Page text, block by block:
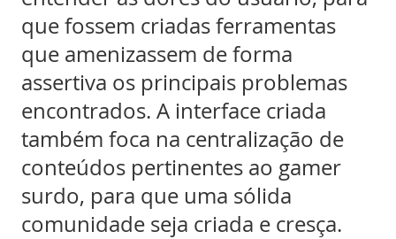
que fossem criadas ferramentas
que amenizassem de forma
assertiva os principais problemas
encontrados. A interface criada
também foca na centralização de
conteúdos pertinentes ao gamer
surdo, para que uma sólida
comunidade seja criada e cresça.